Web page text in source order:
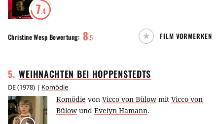
7.4
Christine Wesp Bewertung: 8.5 FILM VORMERKEN
5. WEIHNACHTEN BEI HOPPENSTEDTS
DE(1978) | Komödie
Komödie von Vicco von Bülow mit Vicco von
Bülow und Evelyn Hamann.